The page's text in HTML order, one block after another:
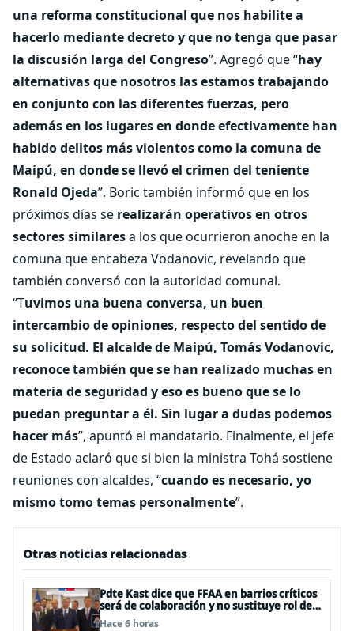
una reforma constitucional que nos habilite a
hacerlo mediante decreto y que no tenga que pasar
la discusión larga del Congreso”. Agregó que “hay
alternativas que nosotros las estamos trabajando
en conjunto con las diferentes fuerzas, pero
además en los lugares en donde efectivamente han
habido delitos más violentos como la comuna de
Maipú, en donde se llevó el crimen del teniente
Ronald Ojeda”. Boric también informó que en los
próximos días se realizarán operativos en otros
sectores similaresa los que ocurrieron anoche en la
comuna que encabeza Vodanovic, revelando que
también conversó con la autoridad comunal.
“Tuvimos una buena conversa, un buen
intercambio de opiniones, respecto del sentido de
su solicitud. El alcalde de Maipú, Tomás Vodanovic,
reconoce también que se han realizado muchas en
materia de seguridad y eso es bueno que se lo
puedan preguntar a él. Sin lugar a dudas podemos
hacer más”, apuntó el mandatario. Finalmente, el jefe
de Estado aclaró que si bien la ministra Tohá sostiene
reuniones con alcaldes, “cuando es necesario, yo
mismo tomo temas personalmente”.
Otras noticias relacionadas
Pdte Kast dice que FFAA en barrios críticos
será de colaboración y no sustituye rol de
policías en control del orden público
Hace 6 horas